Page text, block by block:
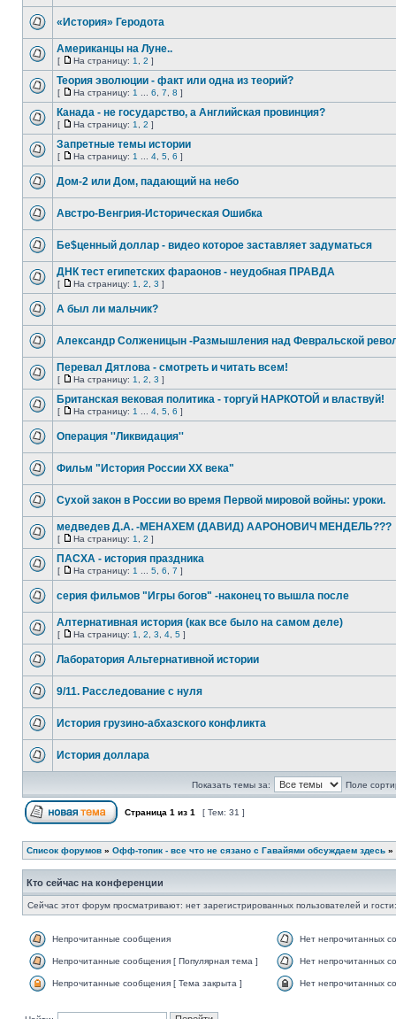
«История» Геродота
Американцы на Луне..
[ На страницу: 1 2 ]
Теория эволюции - факт или одна из теорий?
[ На страницу: 1 6 7 8 ]
Канада - не государство, а Английская провинция?
[ На страницу: 1 2 ]
Запретные темы истории
[ На страницу: 1 4 5 6 ]
Дом-2 или Дом, падающий на небо
Австро-Венгрия-Историческая Ошибка
Бе$ценный доллар - видео которое заставляет задуматься
ДНК тест египетских фараонов - неудобная ПРАВДА
[ На страницу: 1 2 3 ]
А был ли мальчик?
Александр Солженицын -Размышления над Февральской
Перевал Дятлова - смотреть и читать всем!
[ На страницу: 1 2 3 ]
Британская вековая политика - торгуй НАРКОТОЙ и властвуй!
[ На страницу: 1 4 5 6 ]
Операция ''Ликвидация''
Фильм "История России XX века"
Сухой закон в России во время Первой мировой войны: уроки.
медведев Д.А. -МЕНАХЕМ (ДАВИД) ААРОНОВИЧ МЕНДЕЛЬ???
[ На страницу: 1 2 ]
ПАСХА - история праздника
[ На страницу: 1 5 6 7 ]
серия фильмов "Игры богов" -наконец то вышла после
Алтернативная история (как все было на самом деле)
[ На страницу: 1 2 3 4 5 ]
Лаборатория Альтернативной истории
9/11. Расследование с нуля
История грузино-абхазского конфликта
История доллара
Показать темы за: Поле
Страница 1 из 1 [ Тем: 31 ]
Список форумов » Офф-топик - все что не сязано с Гавайями обсуждаем здесь »
Кто сейчас на конференции
Сейчас этот форум просматривают: нет зарегистрированных пользователей и
Непрочитанные сообщения Нет непрочитанных
Непрочитанные сообщения [ Популярная тема ] Нет непрочитанных
Непрочитанные сообщения [ Тема закрыта ] Нет непрочитанных